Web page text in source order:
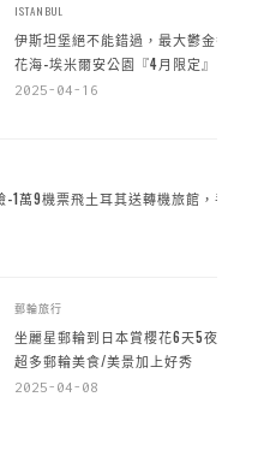
ISTANBUL
伊斯坦堡絕不能錯過，最大鬱金香
花海-埃米爾安公園『4月限定』
2025-04-16
1萬9機票飛土耳其送轉機旅館，手
郵輪旅行
坐麗星郵輪到日本賞櫻花6天5夜，
超多郵輪美食/美景加上好秀
2025-04-08